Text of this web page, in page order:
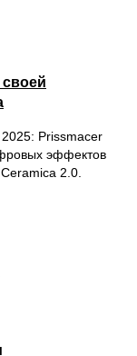
Prissmacer
эффектов
2.0.